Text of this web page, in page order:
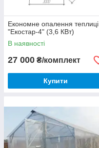
Економне опалення теплиці
"Екостар-4" (3,6 КВт)
В наявності
27 000 ₴/комплект
Купити